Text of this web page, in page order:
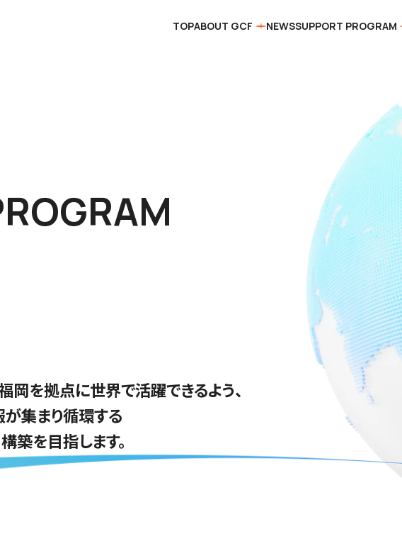
TOPABOUT GCF NEWSSUPPORT PROGRAM
岡を拠点に世界で活躍できるよう、
が集まり循環する
築を目指します。